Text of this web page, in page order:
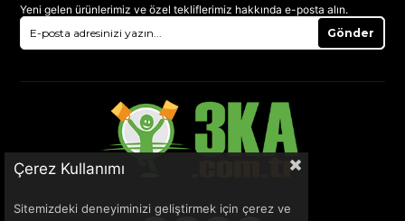
Yeni gelen ürünlerimiz ve özel tekliflerimiz hakkında e-posta alın.
Gönder
Çerez Kullanımı
Sitemizdeki deneyiminizi geliştirmek için çerez ve